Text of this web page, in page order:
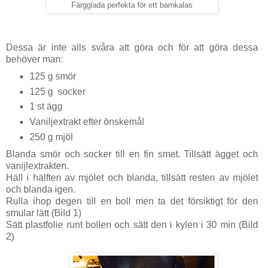
Färgglada perfekta för ett barnkalas
Dessa är inte alls svåra att göra och för att göra dessa
behöver man:
125 g smör
125 g socker
1 st ägg
Vaniljextrakt efter önskemål
250 g mjöl
Blanda smör och socker till en fin smet. Tillsätt ägget och
vanijlextrakten.
Häll i hälften av mjölet och blanda, tillsätt resten av mjölet
och blanda igen.
Rulla ihop degen till en boll men ta det försiktigt för den
smular lätt (Bild 1)
Sätt plastfolie runt bollen och sätt den i kylen i 30 min (Bild
2)